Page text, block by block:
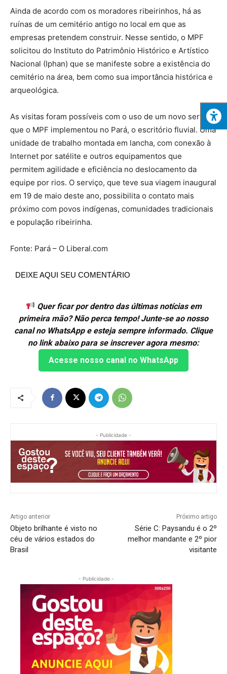
Ainda de acordo com os moradores ribeirinhos, há as
ruínas de um cemitério antigo no local em que as
empresas pretendem construir. Nesse sentido, o MPF
solicitou do Instituto do Patrimônio Histórico e Artístico
Nacional (Iphan) que se manifeste sobre a existência do
cemitério na área, bem como sua importância histórica e
arqueológica.
As visitas foram possíveis com o uso de um novo serviço
que o MPF implementou no Pará, o escritório fluvial. Uma
unidade de trabalho montada em lancha, com conexão à
Internet por satélite e outros equipamentos que
permitem agilidade e eficiência no deslocamento da
equipe por rios. O serviço, que teve sua viagem inaugural
em 19 de maio deste ano, possibilita o contato mais
próximo com povos indígenas, comunidades tradicionais
e população ribeirinha.
Fonte: Pará – O Liberal.com
DEIXE AQUI SEU COMENTÁRIO
Quer ficar por dentro das últimas notícias em
primeira mão? Não perca tempo! Junte-se ao nosso
canal no WhatsApp e esteja sempre informado. Clique
no link abaixo para se inscrever agora mesmo:
Acesse nosso canal no WhatsApp
- Publicidade -
Artigo anterior
Objeto brilhante é visto no
céu de vários estados do
Brasil
Próximo artigo
Série C: Paysandu é o 2º
melhor mandante e 2º pior
visitante
- Publicidade -